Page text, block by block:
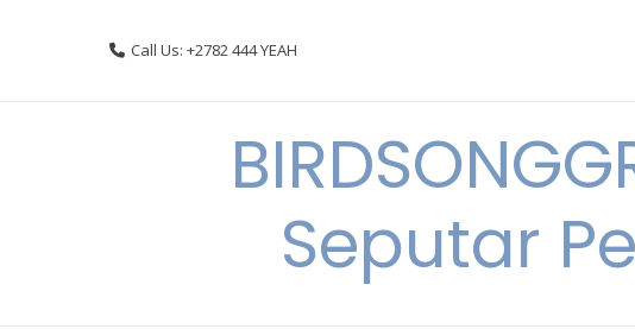
Call Us: +2782 444 YEAH
Seputar